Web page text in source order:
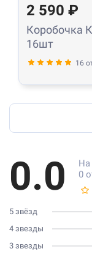
2 590 ₽
Коробочка
16шт
16
0.0
На
0
5 звёзд
4 звезды
3 звезды